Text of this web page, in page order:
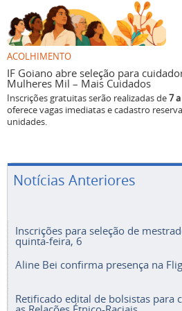
ACOLHIMENTO
IF Goiano abre seleção para
Mulheres Mil – Mais Cuidados
Inscrições gratuitas serão realizadas de7
oferece vagas imediatas e cadastro
unidades.
Notícias Anteriores
Inscrições para seleção de
quinta-feira, 6
Aline Bei confirma presença na
Retificado edital de bolsistas para